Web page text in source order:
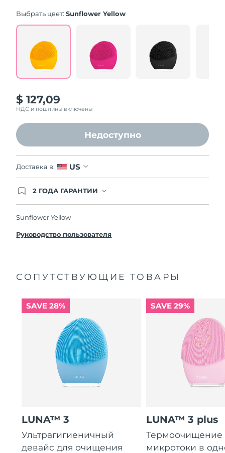
rating
Read
Reviews.
Same
page
Выбрать цвет:Sunflower Yellow
$ 127,09
НДС и пошлины включены
Недоступно
Доставка в: US
2 ГОДА ГАРАНТИИ
Это означает, что если в течение 2-х лет со дня
FOREO заменит его бесплатно.
Sunflower Yellow
Руководство пользователя
СОПУТСТВУЮЩИЕ ТОВАРЫ
SAVE 28%
LUNA™ 3
Ультрагигиеничный
девайс для очищения
SAVE 29%
LUNA™ 3 plus
Термоочищение
микротоки в